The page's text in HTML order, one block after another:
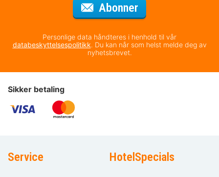
Abonner
Personlige data håndteres i henhold til vår
databeskyttelsespolitikk. Du kan når som helst melde deg av
nyhetsbrevet.
Sikker betaling
Service HotelSpecials